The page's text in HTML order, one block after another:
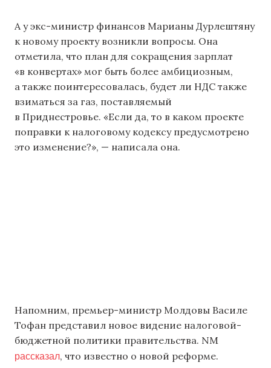
А у экс-министр финансов Марианы Дурлештяну
к новому проекту возникли вопросы. Она
отметила, что план для сокращения зарплат
«в конвертах» мог быть более амбициозным,
а также поинтересовалась, будет ли НДС также
взиматься за газ, поставляемый
в Приднестровье. «Если да, то в каком проекте
поправки к налоговому кодексу предусмотрено
это изменение?», — написала она.
Напомним, премьер-министр Молдовы Василе
Тофан представил новое видение налоговой-
бюджетной политики правительства. NM
рассказал, что известно о новой реформе.